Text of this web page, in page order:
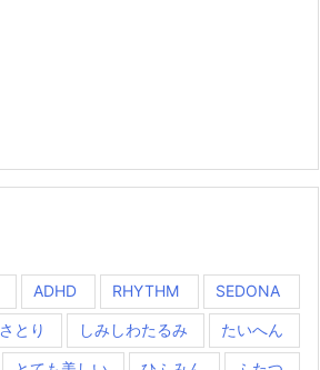
ADHD RHYTHM SEDONA
さとり しみしわたるみ たいへん